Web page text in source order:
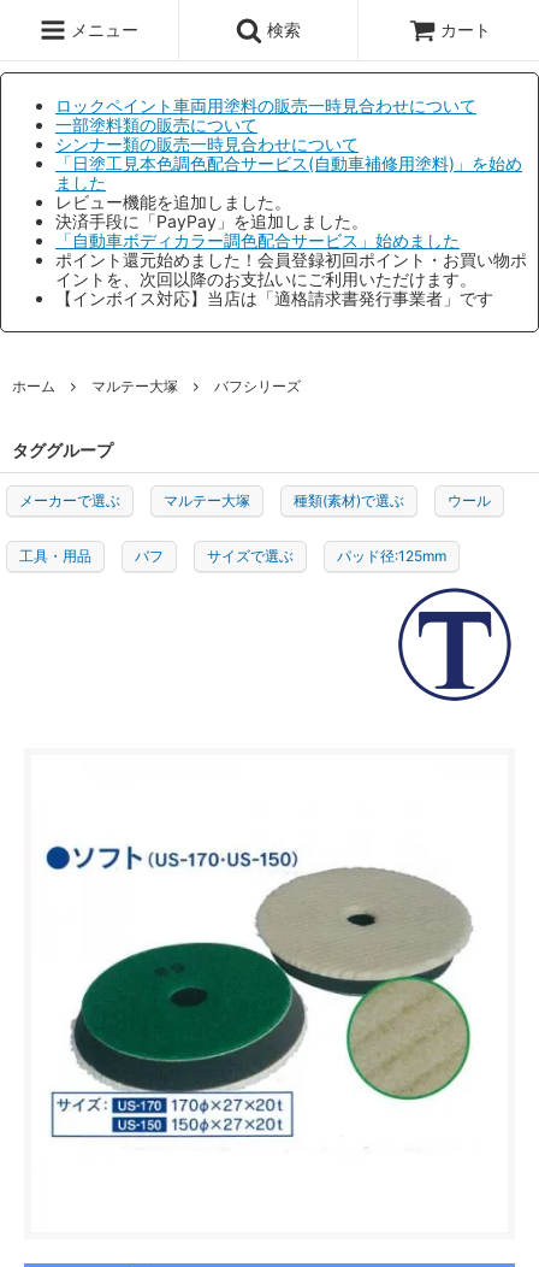
メニュー 検索 カート
ロックペイント車両用塗料の販売一時見合わせについて
一部塗料類の販売について
シンナー類の販売一時見合わせについて
「日塗工見本色調色配合サービス(自動車補修用塗料)」を始め
ました
レビュー機能を追加しました。
決済手段に「PayPay」を追加しました。
「自動車ボディカラー調色配合サービス」始めました
ポイント還元始めました！会員登録初回ポイント・お買い物ポ
イントを、次回以降のお支払いにご利用いただけます。
【インボイス対応】当店は「適格請求書発行事業者」です
ホーム マルテー大塚 バフシリーズ
タググループ
メーカーで選ぶ マルテー大塚 種類(素材)で選ぶ ウール
工具・用品 バフ サイズで選ぶ パッド径:125mm